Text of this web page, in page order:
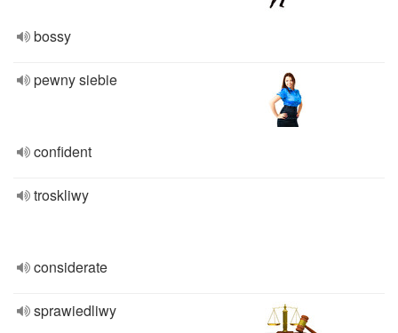
bossy
pewny siebie
confident
troskliwy
considerate
sprawiedliwy